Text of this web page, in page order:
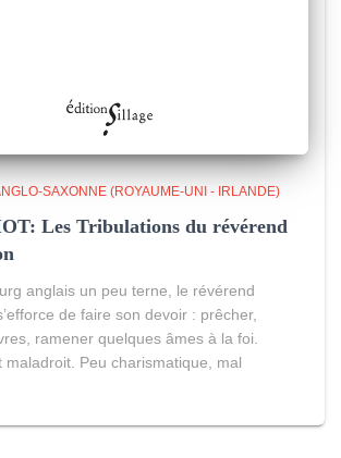
SAXONNE (ROYAUME-UNI - IRLANDE)
Les Tribulations du révérend
anglais un peu terne, le révérend
de faire son devoir : prêcher,
ramener quelques âmes à la foi.
maladroit. Peu charismatique, mal